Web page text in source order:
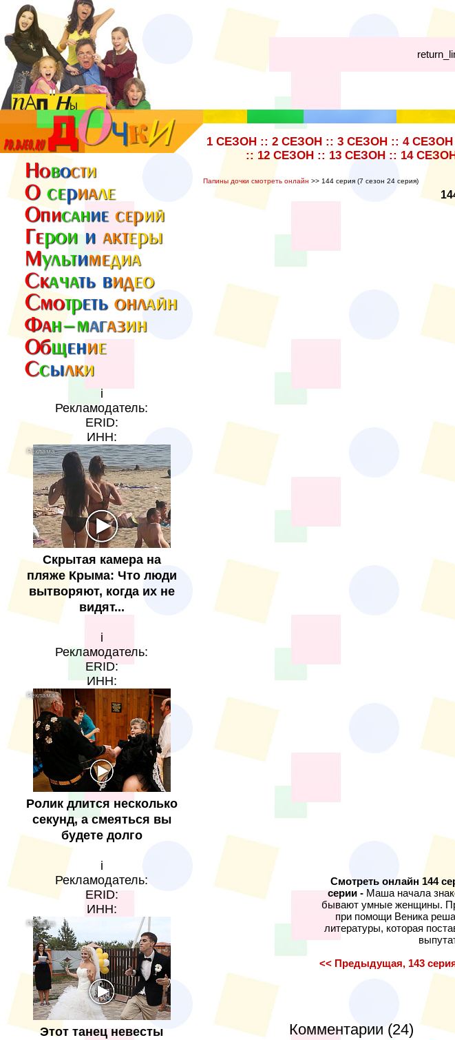
i
Рекламодатель:
ERID:
ИНН:
Скрытая камера на
пляже Крыма: Что люди
вытворяют, когда их не
видят...
i
Рекламодатель:
ERID:
ИНН:
Ролик длится несколько
секунд, а смеяться вы
будете долго
i
Рекламодатель:
ERID:
ИНН:
Этот танец невесты
1 СЕЗОН:: 2 СЕЗОН:: 3 СЕЗОН:: 4 СЕЗОН
::12 СЕЗОН:: 13 СЕЗОН:: 14
Папины дочки смотреть онлайн >> 144 серия (7 сезон 24 серия)
Смотреть онлайн 144
серии -Маша начала
бывают умные женщины.
при помощи Веника
литературы, которая
<< Предыдущая, 143
Комментарии (24)